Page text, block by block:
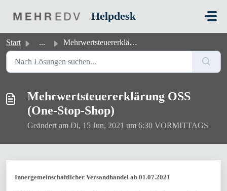
Helpdesk
Start ... Mehrwertsteuererklärung OSS (One-Stop-Shop)
Mehrwertsteuererklärung OSS
(One-Stop-Shop)
Geändert am Di, 15 Jun, 2021 um 6:30 VORMITTAGS
Innergemeinschaftlicher Versandhandel ab 01.07.2021